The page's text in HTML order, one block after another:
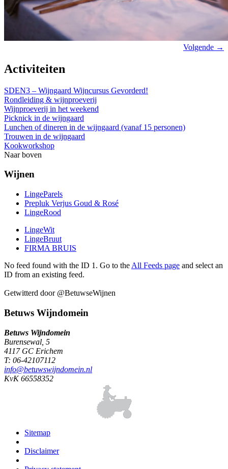
Volgende →
Activiteiten
SDEN3 – Wijngaard Wijncursus Gevorderd!
Rondleiding & wijnproeverij
Wijnproeverij in het weekend
Picknick in de wijngaard
Lunchen of dineren in de wijngaard (vanaf 15 personen)
Trouwen in de wijngaard
Kookworkshop
Naar boven
Wijnen
LingeParels
Prepluk Verjus Goud & Rosé
LingeRood
LingeWit
LingeBruut
FIRMA BRUIS
No feed found with the ID 1. Go to the All Feeds page and select an
ID from an existing feed.
Getwitterd door @BetuwseWijnen
Betuws Wijndomein
Betuws Wijndomein
Burensewal, 5
4117 GC Erichem
T: 06-42107112
info@betuwswijndomein.nl
KvK 66558352
Sitemap
Disclaimer